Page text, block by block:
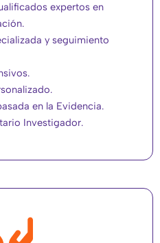
expertos en
y seguimiento
en la Evidencia.
Investigador.